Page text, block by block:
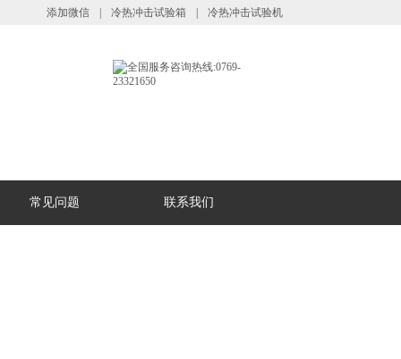
添加微信 冷热冲击试验箱 冷热冲击试验机
常见问题 联系我们